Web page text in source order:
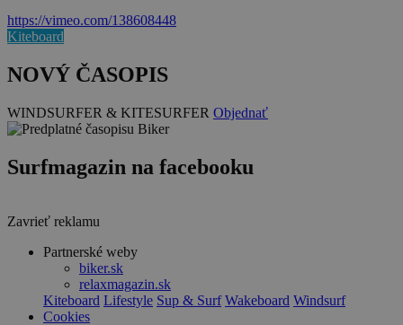
https://vimeo.com/138608448
Kiteboard
NOVÝ ČASOPIS
WINDSURFER & KITESURFER Objednať
Surfmagazin na facebooku
Zavrieť reklamu
Partnerské weby
biker.sk
relaxmagazin.sk
Kiteboard Lifestyle Sup & Surf Wakeboard Windsurf
Cookies